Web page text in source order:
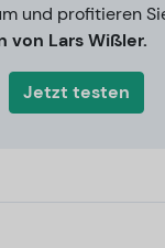
und profitieren
Lars Wißler.
Jetzt testen